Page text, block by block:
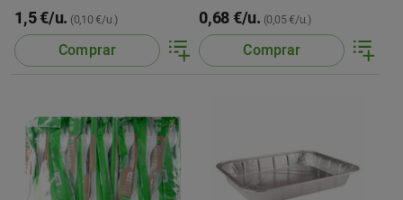
1,5 €/u. (0,10 €/u.)
Comprar
0,68 €/u. (0,05 €/u.)
Comprar